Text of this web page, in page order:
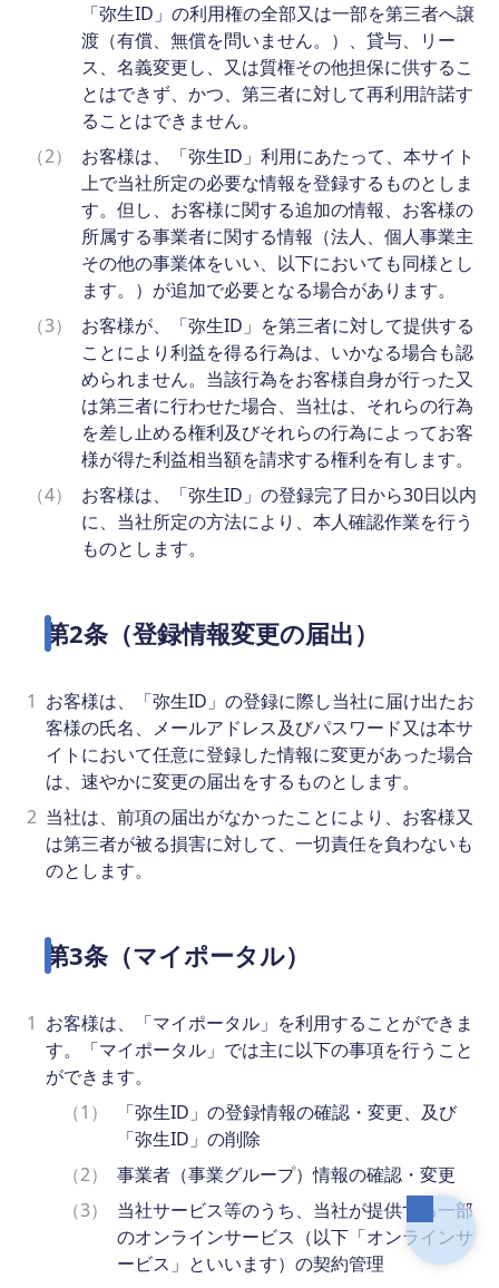
「弥生ID」の利用権の全部又は一部を第三者へ譲
渡（有償、無償を問いません。）、貸与、リー
ス、名義変更し、又は質権その他担保に供するこ
とはできず、かつ、第三者に対して再利用許諾す
ることはできません。
（2）
お客様は、「弥生ID」利用にあたって、本サイト
上で当社所定の必要な情報を登録するものとしま
す。但し、お客様に関する追加の情報、お客様の
所属する事業者に関する情報（法人、個人事業主
その他の事業体をいい、以下においても同様とし
ます。）が追加で必要となる場合があります。
（3）
お客様が、「弥生ID」を第三者に対して提供する
ことにより利益を得る行為は、いかなる場合も認
められません。当該行為をお客様自身が行った又
は第三者に行わせた場合、当社は、それらの行為
を差し止める権利及びそれらの行為によってお客
様が得た利益相当額を請求する権利を有します。
（4）
お客様は、「弥生ID」の登録完了日から30日以内
に、当社所定の方法により、本人確認作業を行う
ものとします。
第2条（登録情報変更の届出）
1 お客様は、「弥生ID」の登録に際し当社に届け出たお
客様の氏名、メールアドレス及びパスワード又は本サ
イトにおいて任意に登録した情報に変更があった場合
は、速やかに変更の届出をするものとします。
2 当社は、前項の届出がなかったことにより、お客様又
は第三者が被る損害に対して、一切責任を負わないも
のとします。
第3条（マイポータル）
1 お客様は、「マイポータル」を利用することができま
す。「マイポータル」では主に以下の事項を行うこと
ができます。
（1）
「弥生ID」の登録情報の確認・変更、及び
「弥生ID」の削除
（2）
事業者（事業グループ）情報の確認・変更
（3）
当社サービス等のうち、当社が提供する一部
のオンラインサービス（以下「オンラインサ
ービス」といいます）の契約管理